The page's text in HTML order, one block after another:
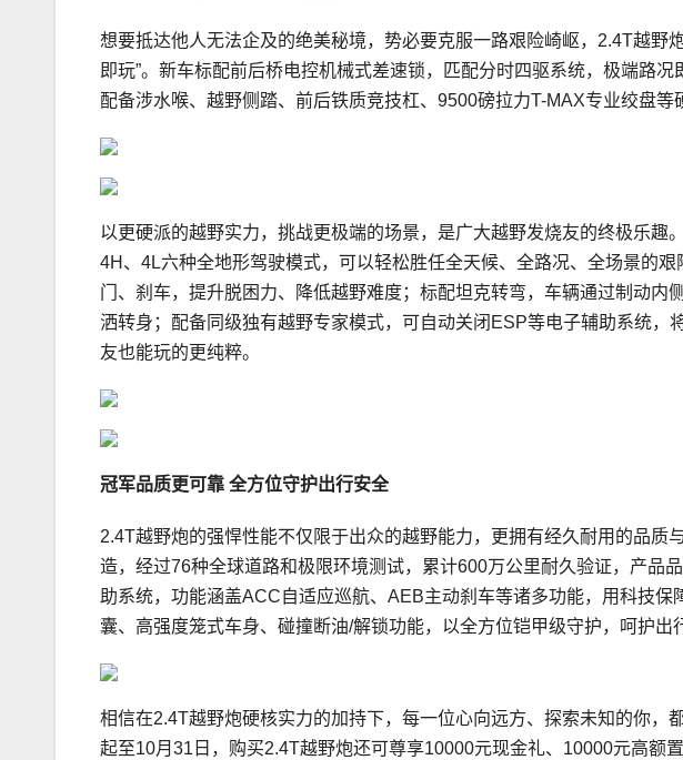
想要抵达他人无法企及的绝美秘境，势必要克服一路艰险崎岖，2.4T越野
即玩”。新车标配前后桥电控机械式差速锁，匹配分时四驱系统，极端路
配备涉水喉、越野侧踏、前后铁质竞技杠、9500磅拉力T-MAX专业绞盘等
以更硬派的越野实力，挑战更极端的场景，是广大越野发烧友的终极乐趣
4H、4L六种全地形驾驶模式，可以轻松胜任全天候、全路况、全场景的
门、刹车，提升脱困力、降低越野难度；标配坦克转弯，车辆通过制动内
洒转身；配备同级独有越野专家模式，可自动关闭ESP等电子辅助系统，
友也能玩的更纯粹。
冠军品质更可靠 全方位守护出行安全
2.4T越野炮的强悍性能不仅限于出众的越野能力，更拥有经久耐用的品质
造，经过76种全球道路和极限环境测试，累计600万公里耐久验证，产品
助系统，功能涵盖ACC自适应巡航、AEB主动刹车等诸多功能，用科技
囊、高强度笼式车身、碰撞断油/解锁功能，以全方位铠甲级守护，呵护出
相信在2.4T越野炮硬核实力的加持下，每一位心向远方、探索未知的你，
起至10月31日，购买2.4T越野炮还可尊享10000元现金礼、10000元高额